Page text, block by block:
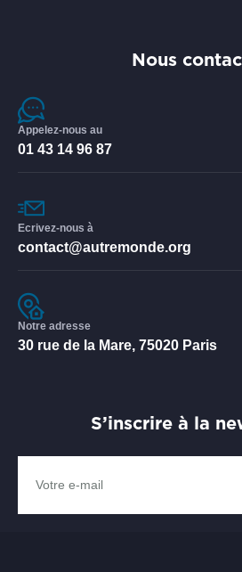
Nous
Appelez-nous au
01 43 14 96 87
Ecrivez-nous à
contact@autremonde.org
Notre adresse
30 rue de la Mare, 75020 Paris
S’inscrire à la